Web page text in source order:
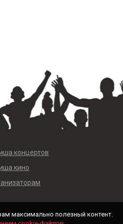
концертов
кино
максимально полезный контент.